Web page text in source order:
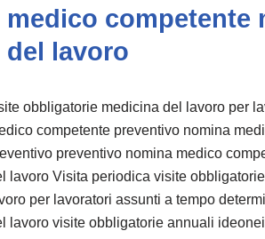
medico competente
del lavoro
obbligatorie medicina del lavoro per
competente preventivo nomina
preventivo nomina medico
lavoro Visita periodica visite
per lavoratori assunti a tempo
lavoro visite obbligatorie annuali